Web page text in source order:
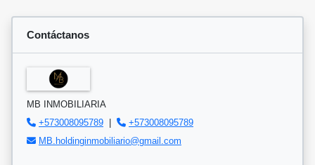
Contáctanos
MB INMOBILIARIA
+573008095789 |
+573008095789
MB.holdinginmobiliario@gmail.com